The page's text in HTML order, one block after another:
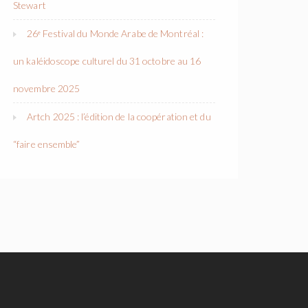
Stewart
26ᵉ Festival du Monde Arabe de Montréal :
un kaléidoscope culturel du 31 octobre au 16
novembre 2025
Artch 2025 : l’édition de la coopération et du
“faire ensemble”